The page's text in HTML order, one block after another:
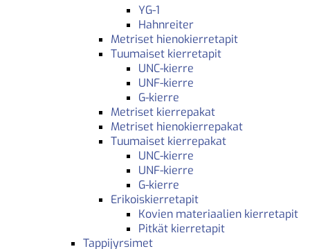
YG-1
Hahnreiter
Metriset hienokierretapit
Tuumaiset kierretapit
UNC-kierre
UNF-kierre
G-kierre
Metriset kierrepakat
Metriset hienokierrepakat
Tuumaiset kierrepakat
UNC-kierre
UNF-kierre
G-kierre
Erikoiskierretapit
Kovien materiaalien kierretapit
Pitkät kierretapit
Tappijyrsimet